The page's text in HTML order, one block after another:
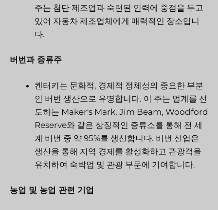
주는 첨단 제조업과 숙련된 인력에 중점을 두고
있어 자동차 제조업체에게 매력적인 장소입니
다.
버번과 증류주
켄터키는 문화적, 경제적 정체성의 중요한 부분
인 버번 생산으로 유명합니다. 이 주는 업계를 선
도하는 Maker's Mark, Jim Beam, Woodford
Reserve와 같은 상징적인 증류소를 통해 전 세
계 버번 중 약 95%를 생산합니다. 버번 산업은
생산을 통해 지역 경제를 활성화하고 관광객을
유치하여 숙박업 및 관광 부문에 기여합니다.
농업 및 농업 관련 기업